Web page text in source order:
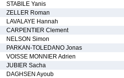
STABILE Yanis
ZELLER Roman
LAVALAYE Hannah
CARPENTIER Clement
NELSON Simon
PARKAN-TOLEDANO Jonas
VOISSE MONNIER Adrien
JUBIER Sacha
DAGHSEN Ayoub